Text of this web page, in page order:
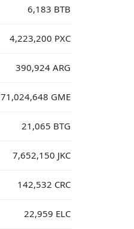
6,183 BTB
4,223,200 PXC
390,924 ARG
71,024,648 GME
21,065 BTG
7,652,150 JKC
142,532 CRC
22,959 ELC